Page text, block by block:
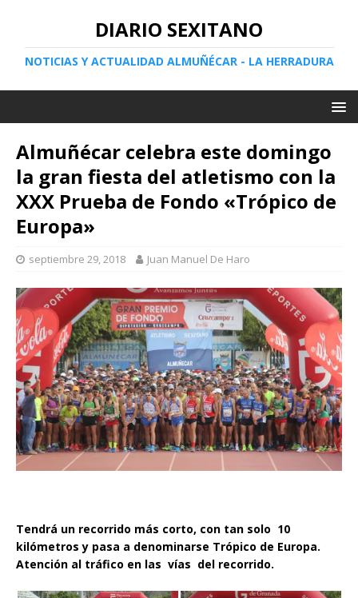
DIARIO SEXITANO
NOTICIAS Y ACTUALIDAD ALMUÑÉCAR - LA HERRADURA
Almuñécar celebra este domingo
la gran fiesta del atletismo con la
XXX Prueba de Fondo «Trópico de
Europa»
septiembre 29, 2018 Juan Manuel De Haro
Tendrá un recorrido más corto, con tan solo 10
kilómetros y pasa a denominarse Trópico de Europa.
Atención al tráfico en las vías del recorrido.